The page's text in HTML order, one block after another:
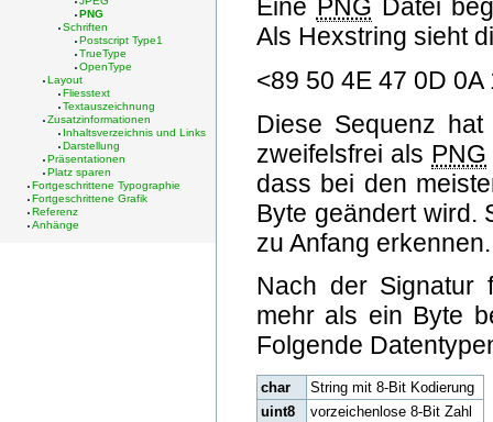
PNG
Schriften
Postscript Type1
TrueType
OpenType
Layout
Fliesstext
Textauszeichnung
Zusatzinformationen
Inhaltsverzeichnis und Links
Darstellung
Präsentationen
Platz sparen
Fortgeschrittene Typographie
Fortgeschrittene Grafik
Referenz
Anhänge
Eine PNG Datei
Als Hexstring sieht
<89 50 4E 47 0D 0A
Diese Sequenz
zweifelsfrei als PNG
dass bei den
Byte geändert wird.
zu Anfang erkennen.
Nach der Signatur
mehr als ein Byte
Folgende
char
String mit 8-Bit Kodierung
uint8
vorzeichenlose 8-Bit Zahl